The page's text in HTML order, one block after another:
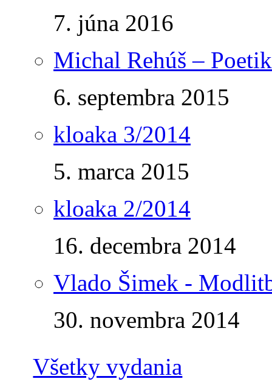
7. júna 2016
Michal Rehúš –
6. septembra 2015
kloaka 3/2014
5. marca 2015
kloaka 2/2014
16. decembra 2014
Vlado Šimek -
30. novembra 2014
Všetky vydania